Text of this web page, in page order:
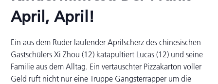
April, April!
Ein aus dem Ruder laufender Aprilscherz des chinesischen
Gastschülers Xi Zhou (12) katapultiert Lucas (12) und seine
Familie aus dem Alltag. Ein vertauschter Pizzakarton voller
Geld ruft nicht nur eine Truppe Gangsterrapper um die